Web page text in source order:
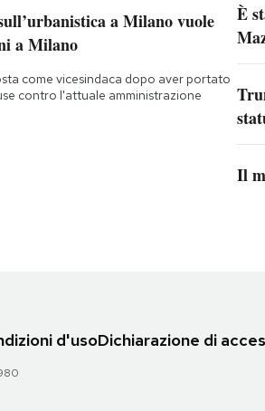
a Milano vuole
a Milano
come vicesindaca dopo aver portato
contro l'attuale amministrazione
È
Il
d'usoDichiarazione di